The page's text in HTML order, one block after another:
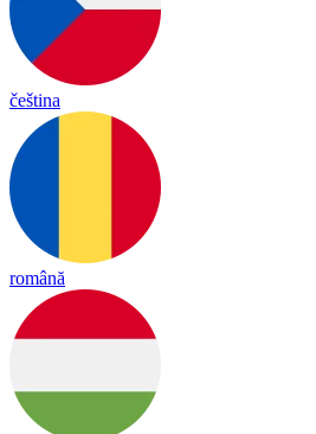
čeština
română